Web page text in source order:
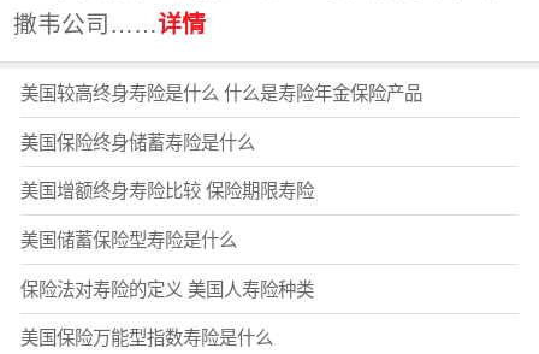
撒韦公司……详情
美国较高终身寿险是什么 什么是寿险年金保险产品
美国保险终身储蓄寿险是什么
美国增额终身寿险比较 保险期限寿险
美国储蓄保险型寿险是什么
保险法对寿险的定义 美国人寿险种类
美国保险万能型指数寿险是什么